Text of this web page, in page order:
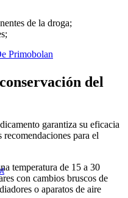
Primobolan
de la droga;
del
garantiza su eficacia
para el
temperatura de 15 a 30
con cambios bruscos de
o aparatos de aire